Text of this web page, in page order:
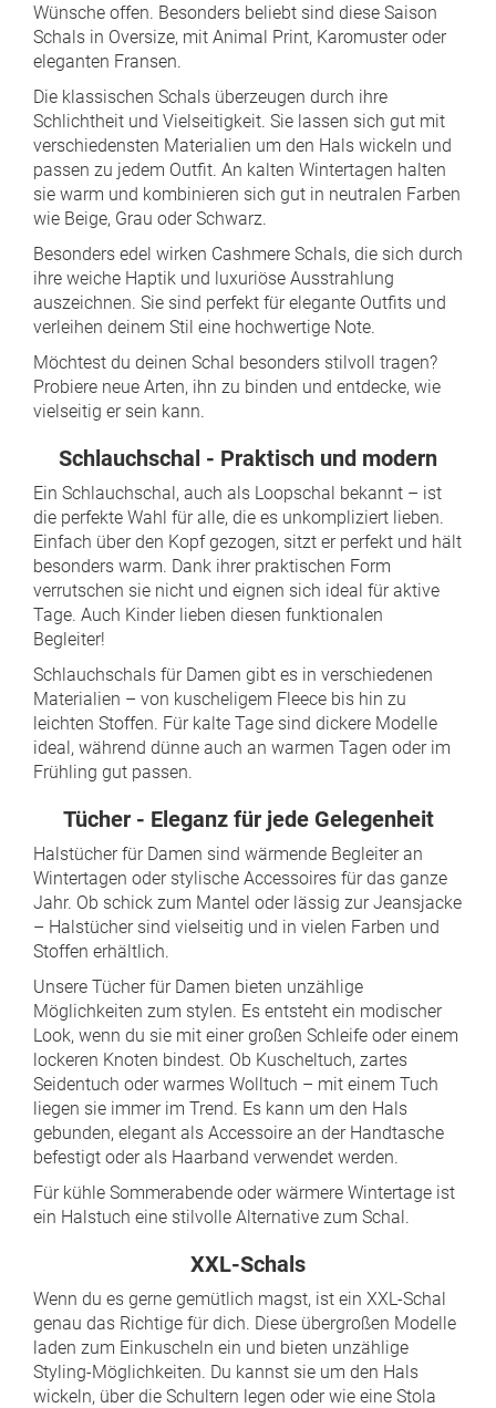
Wünsche offen. Besonders beliebt sind diese Saison
Schals in Oversize, mit Animal Print, Karomuster oder
eleganten Fransen.
Die klassischen Schals überzeugen durch ihre
Schlichtheit und Vielseitigkeit. Sie lassen sich gut mit
verschiedensten Materialien um den Hals wickeln und
passen zu jedem Outfit. An kalten Wintertagen halten
sie warm und kombinieren sich gut in neutralen Farben
wie Beige, Grau oder Schwarz.
Besonders edel wirken Cashmere Schals, die sich durch
ihre weiche Haptik und luxuriöse Ausstrahlung
auszeichnen. Sie sind perfekt für elegante Outfits und
verleihen deinem Stil eine hochwertige Note.
Möchtest du deinen Schal besonders stilvoll tragen?
Probiere neue Arten, ihn zu binden und entdecke, wie
vielseitig er sein kann.
Schlauchschal - Praktisch und modern
Ein Schlauchschal, auch als Loopschal bekannt – ist
die perfekte Wahl für alle, die es unkompliziert lieben.
Einfach über den Kopf gezogen, sitzt er perfekt und hält
besonders warm. Dank ihrer praktischen Form
verrutschen sie nicht und eignen sich ideal für aktive
Tage. Auch Kinder lieben diesen funktionalen
Begleiter!
Schlauchschals für Damen gibt es in verschiedenen
Materialien – von kuscheligem Fleece bis hin zu
leichten Stoffen. Für kalte Tage sind dickere Modelle
ideal, während dünne auch an warmen Tagen oder im
Frühling gut passen.
Tücher - Eleganz für jede Gelegenheit
Halstücher für Damen sind wärmende Begleiter an
Wintertagen oder stylische Accessoires für das ganze
Jahr. Ob schick zum Mantel oder lässig zur Jeansjacke
– Halstücher sind vielseitig und in vielen Farben und
Stoffen erhältlich.
Unsere Tücher für Damen bieten unzählige
Möglichkeiten zum stylen. Es entsteht ein modischer
Look, wenn du sie mit einer großen Schleife oder einem
lockeren Knoten bindest. Ob Kuscheltuch, zartes
Seidentuch oder warmes Wolltuch – mit einem Tuch
liegen sie immer im Trend. Es kann um den Hals
gebunden, elegant als Accessoire an der Handtasche
befestigt oder als Haarband verwendet werden.
Für kühle Sommerabende oder wärmere Wintertage ist
ein Halstuch eine stilvolle Alternative zum Schal.
XXL-Schals
Wenn du es gerne gemütlich magst, ist ein XXL-Schal
genau das Richtige für dich. Diese übergroßen Modelle
laden zum Einkuscheln ein und bieten unzählige
Styling-Möglichkeiten. Du kannst sie um den Hals
wickeln, über die Schultern legen oder wie eine Stola